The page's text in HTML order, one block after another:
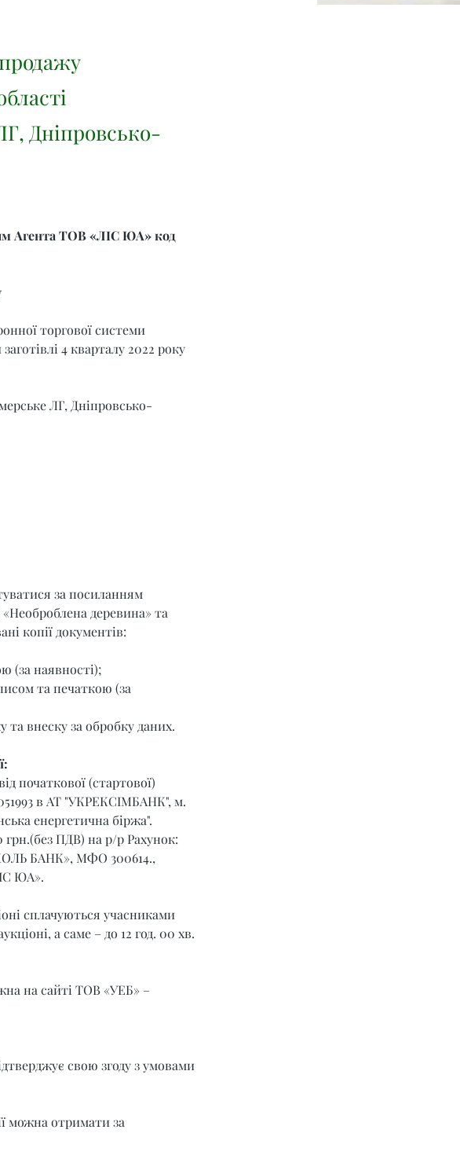
продажу
Дніпровсько-
Агента ТОВ «ЛІС ЮА» код
торгової системи
4 кварталу 2022 року
ЛГ, Дніпровсько-
за посиланням
«Необроблена деревина» та
копії документів:
(за наявності);
та печаткою (за
та внеску за обробку даних.
початкової (стартової)
в АТ "УКРЕКСІМБАНК", м.
енергетична біржа".
грн.(без ПДВ) на р/р Рахунок:
БАНК», МФО 300614.,
ЮА».
сплачуються учасниками
а саме – до 12 год. 00 хв.
на сайті ТОВ «УЕБ» –
свою згоду з умовами
можна отримати за